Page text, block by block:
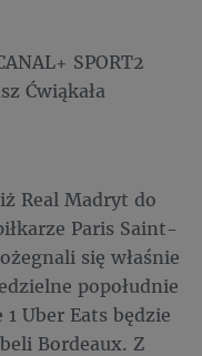
SPORT2
Ćwiąkała
Real Madryt do
Paris Saint-
się właśnie
popołudnie
Uber Eats będzie
Bordeaux. Z